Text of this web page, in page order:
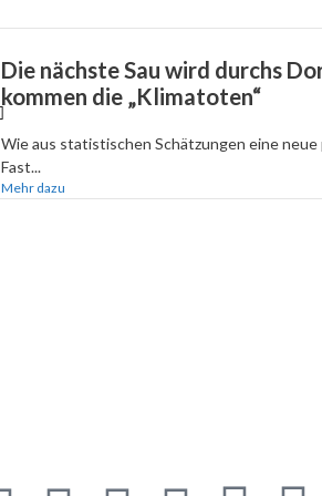
Die nächste Sau wird durchs
kommen die „Klimatoten“
Wie aus statistischen Schätzungen eine
Fast...
Mehr dazu